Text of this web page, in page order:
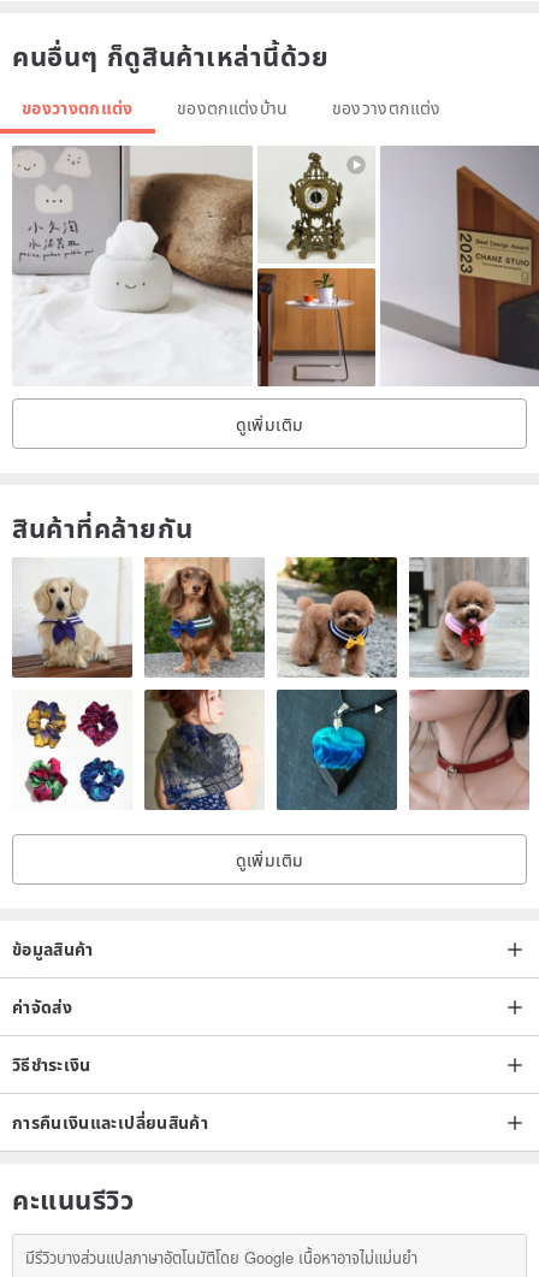
• Crafted from natural white crystal
• Exquisitely polished with flat facets and distinct edges
• High transparency with clean light and shadow play
• All pieces are elongated, offering greater visual presence than
standard crystal points
• Ideal for display, collection, photography props, and desk styling
• Each piece is photographed individually; these natural items are
• Home decor styling
• Collection and exhibition
• Gift-giving
• Photography props
• Design accents
✨ Only 11 pieces are available in this batch; sold out means no
restock.
Natural minerals are unique; don't miss out if you love elongated
laser points.
During their formation, natural minerals may develop characteristics
such as internal fractures, cloudy patches, cotton-like inclusions,
mineral marks, dark spots, color banding, crystal patterns, or
natural inclusions.
color, texture, and shape of each piece may vary slightly, reflecting
🌈 Photo and Color Variance Disclaimer:
คนอื่นๆ ก็ดูสินค้าเหล่านี้ด้วย
ของวางตกแต่ง ของตกแต่งบ้าน ของวางตกแต่ง
ดูเพิ่มเติม
สินค้าที่คล้ายกัน
ดูเพิ่มเติม
ข้อมูลสินค้า
ค่าจัดส่ง
วิธีชำระเงิน
การคืนเงินและเปลี่ยนสินค้า
คะแนนรีวิว
มีรีวิวบางส่วนแปลภาษาอัตโนมัติโดย Google เนื้อหาอาจไม่แม่นยำ